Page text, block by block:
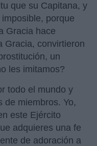
que su Capitana, y
porque
Gracia hace
Gracia, convirtieron
un
les imitamos?
todo el mundo y
de miembros. Yo,
este Ejército
adquieres una fe
de adoración a